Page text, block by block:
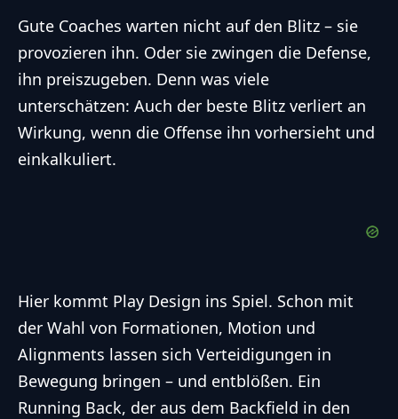
Gute Coaches warten nicht auf den Blitz – sie
provozieren ihn. Oder sie zwingen die Defense,
ihn preiszugeben. Denn was viele
unterschätzen: Auch der beste Blitz verliert an
Wirkung, wenn die Offense ihn vorhersieht und
einkalkuliert.
Hier kommt Play Design ins Spiel. Schon mit
der Wahl von Formationen, Motion und
Alignments lassen sich Verteidigungen in
Bewegung bringen – und entblößen. Ein
Running Back, der aus dem Backfield in den